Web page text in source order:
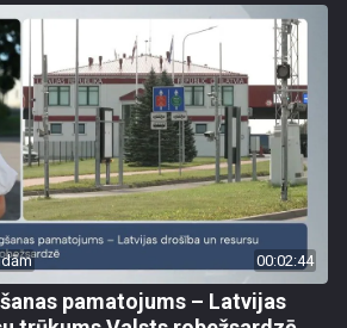
00:02:44
pamatojums – Latvijas